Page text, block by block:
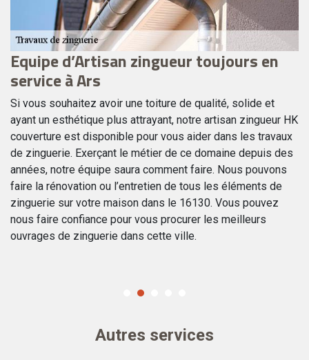
Equipe d’Artisan zingueur toujours en
service à Ars
Si vous souhaitez avoir une toiture de qualité, solide et
ayant un esthétique plus attrayant, notre artisan zingueur HK
couverture est disponible pour vous aider dans les travaux
de zinguerie. Exerçant le métier de ce domaine depuis des
années, notre équipe saura comment faire. Nous pouvons
faire la rénovation ou l’entretien de tous les éléments de
zinguerie sur votre maison dans le 16130. Vous pouvez
nous faire confiance pour vous procurer les meilleurs
ouvrages de zinguerie dans cette ville.
Autres services